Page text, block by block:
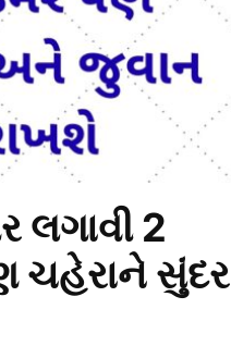
લગાવી 2
ચહેરાને સુંદર